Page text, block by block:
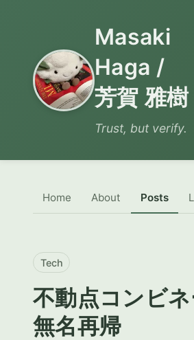
Masaki
Haga /
芳賀 雅樹
Trust, but verify.
Home About Posts
Tech
不動点コンビ
無名再帰